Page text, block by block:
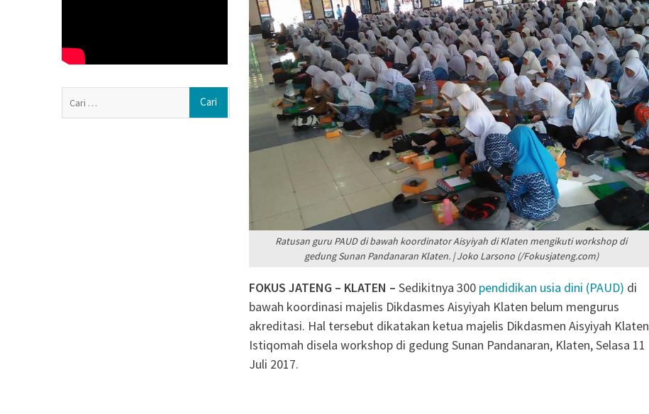
Deteksi Gangguan Kamtibmas Sejak
Dini
MENJINAKKAN “PEMBUNUH SENYAP”
DI DESA: CERITA SUKSES GERAKAN
GERMRANTASI PUSKESMAS JENAR
APK Perguruan Tinggi Karanganyar
Masih 27,61%, Juliyatmono Dorong
Kampus Turun Ke Masyarakat dan Bidik
Status ‘Kota Pelajar’
NADI JKN, Solusi Menjaga Keaktifan
Peserta JKN
Ratusan guru PAUD di bawah koordinator Aisyiyah di Klaten mengikuti workshop di
gedung Sunan Pandanaran Klaten. | Joko Larsono (/Fokusjateng.com)
FOKUS JATENG – KLATEN – Sedikitnya 300 pendidikan usia dini (PAUD) di
bawah koordinasi majelis Dikdasmes Aisyiyah Klaten belum mengurus
akreditasi. Hal tersebut dikatakan ketua majelis Dikdasmen Aisyiyah Klaten
Istiqomah disela workshop di gedung Sunan Pandanaran, Klaten, Selasa 11
Juli 2017.
Cari
untuk: